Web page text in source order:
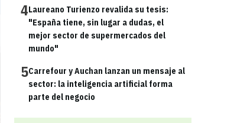
4Laureano Turienzo revalida su tesis:
"España tiene, sin lugar a dudas, el
mejor sector de supermercados del
mundo"
5Carrefour y Auchan lanzan un mensaje al
sector: la inteligencia artificial forma
parte del negocio